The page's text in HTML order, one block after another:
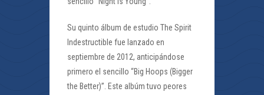
Su quinto álbum de estudio The Spirit
Indestructible fue lanzado en
septiembre de 2012, anticipándose
primero el sencillo “Big Hoops (Bigger
the Better)”. Este albúm tuvo peores